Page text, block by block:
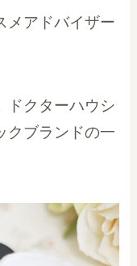
メアドバイザー
ドクターハウシ
クブランドの一